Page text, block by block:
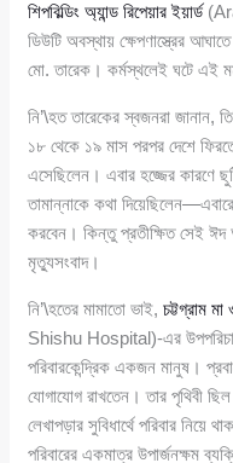
শিপবিল্ডিং অ্যান্ড রিপেয়ার ইয়ার্ড
ডিউটি অবস্থায় ক্ষেপণাস্ত্রের
মো. তারেক। কর্মস্থলেই ঘটে এই
নি’\হত তারেকের স্বজনরা জানান,
১৮ থেকে ১৯ মাস পরপর দেশে
এসেছিলেন। এবার হজ্জের কারণে
তামান্নাকে কথা
করবেন। কিন্তু প্রতীক্ষিত সেই
মৃত্যুসংবাদ।
নি’\হতের মামাতো ভাই,চট্টগ্রাম
Shishu Hospital)-এর
পরিবারকেন্দ্রিক একজন মানুষ।
যোগাযোগ রাখতেন। তার পৃথিবী
লেখাপড়ার সুবিধার্থে পরিবার নিয়ে
পরিবারের একমাত্র উপার্জনক্ষম